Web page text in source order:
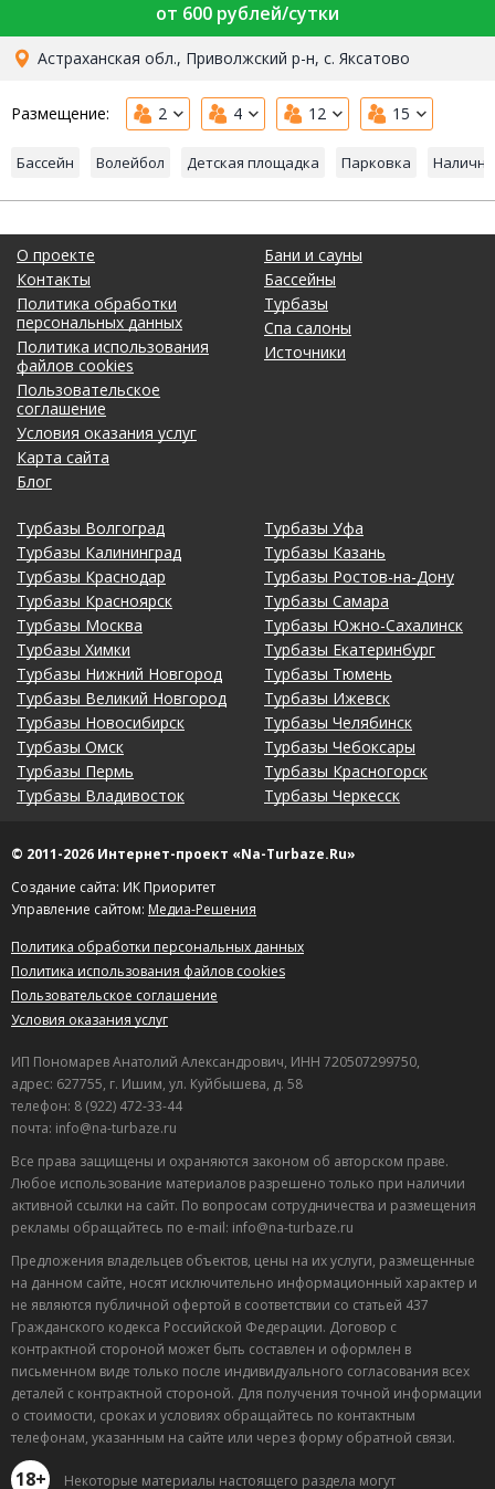
от 600 рублей/сутки
Астраханская обл., Приволжский р-н, с. Яксатово
Размещение: 2 4 12 15
Бассейн Волейбол Детская площадка Парковка
О проекте
Контакты
Политика обработки
персональных данных
Политика использования
файлов cookies
Пользовательское
соглашение
Условия оказания услуг
Карта сайта
Блог
Бани и сауны
Бассейны
Турбазы
Спа салоны
Источники
Турбазы Волгоград
Турбазы Калининград
Турбазы Краснодар
Турбазы Красноярск
Турбазы Москва
Турбазы Химки
Турбазы Нижний Новгород
Турбазы Великий Новгород
Турбазы Новосибирск
Турбазы Омск
Турбазы Пермь
Турбазы Владивосток
Турбазы Уфа
Турбазы Казань
Турбазы Ростов-на-Дону
Турбазы Самара
Турбазы Южно-Сахалинск
Турбазы Екатеринбург
Турбазы Тюмень
Турбазы Ижевск
Турбазы Челябинск
Турбазы Чебоксары
Турбазы Красногорск
Турбазы Черкесск
© 2011-2026 Интернет-проект «Na-Turbaze.Ru»
Создание сайта: ИК Приоритет
Управление сайтом: Медиа-Решения
Политика обработки персональных данных
Политика использования файлов cookies
Пользовательское соглашение
Условия оказания услуг
ИП Пономарев Анатолий Александрович, ИНН 720507299750,
адрес: 627755, г. Ишим, ул. Куйбышева, д. 58
телефон: 8 (922) 472-33-44
почта: info@na-turbaze.ru
Все права защищены и охраняются законом об авторском праве.
Любое использование материалов разрешено только при наличии
активной ссылки на сайт. По вопросам сотрудничества и размещения
рекламы обращайтесь по e-mail: info@na-turbaze.ru
Предложения владельцев объектов, цены на их услуги, размещенные
на данном сайте, носят исключительно информационный характер и
не являются публичной офертой в соответствии со статьей 437
Гражданского кодекса Российской Федерации. Договор с
контрактной стороной может быть составлен и оформлен в
письменном виде только после индивидуального согласования всех
деталей с контрактной стороной. Для получения точной информации
о стоимости, сроках и условиях обращайтесь по контактным
телефонам, указанным на сайте или через форму обратной связи.
18+ Некоторые материалы настоящего раздела могут